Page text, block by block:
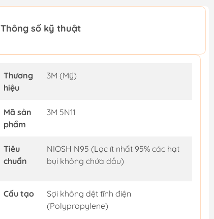
Thông số kỹ thuật
Thương
hiệu
3M (Mỹ)
Mã sản
phẩm
3M 5N11
Tiêu
chuẩn
NIOSH N95 (Lọc ít nhất 95% các hạt
bụi không chứa dầu)
Cấu tạo
Sợi không dệt tĩnh điện
(Polypropylene)